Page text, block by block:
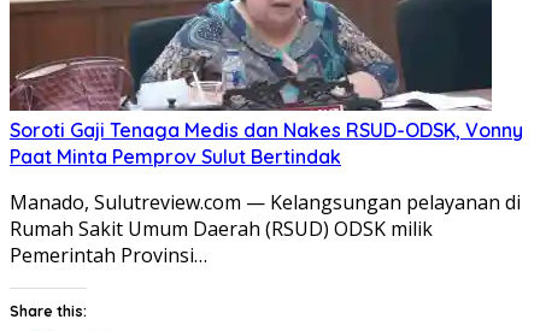
Soroti Gaji Tenaga Medis dan Nakes RSUD-ODSK, Vonny
Paat Minta Pemprov Sulut Bertindak
Manado, Sulutreview.com — Kelangsungan pelayanan di
Rumah Sakit Umum Daerah (RSUD) ODSK milik
Pemerintah Provinsi…
Share this: